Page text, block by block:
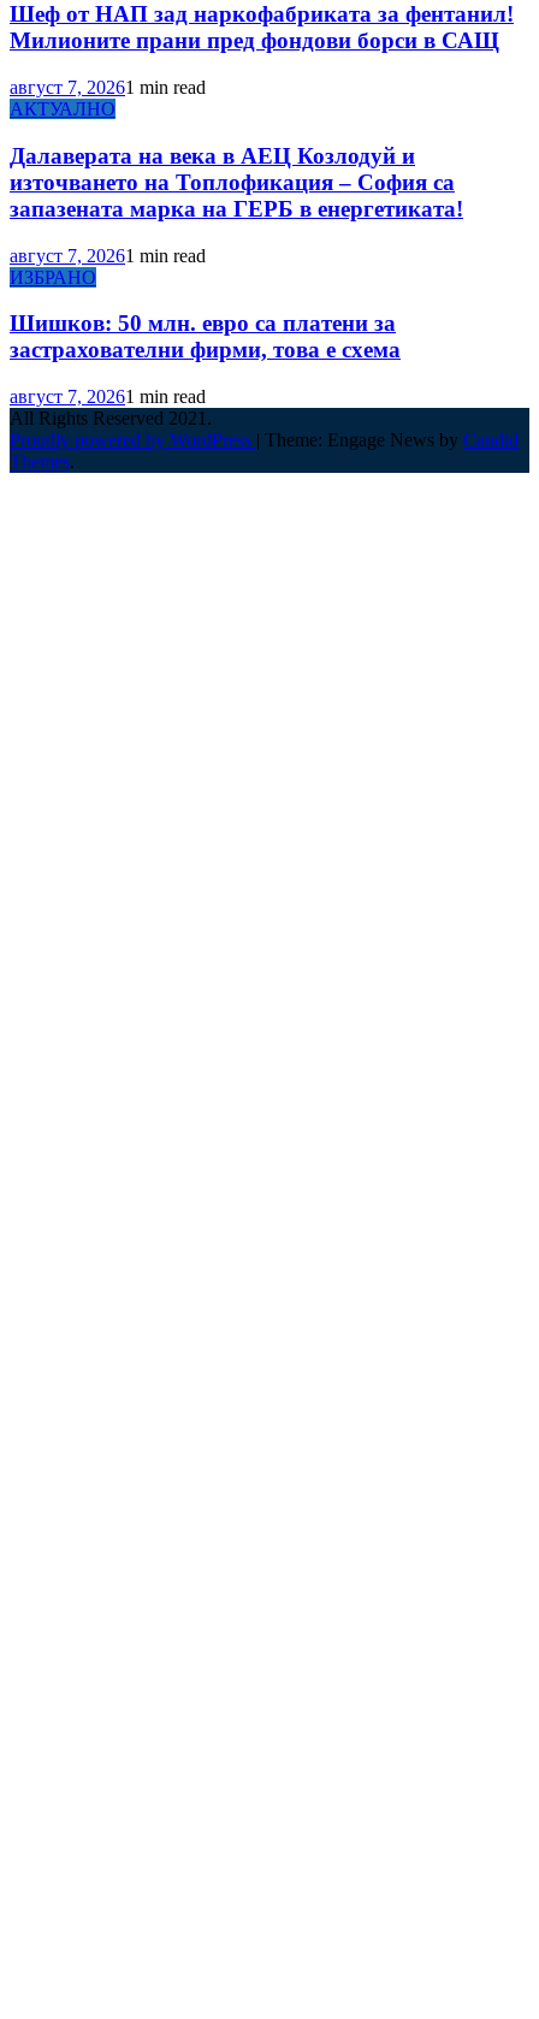
Шеф от НАП зад наркофабриката за фентанил!
Милионите прани пред фондови борси в САЩ
август 7, 20261 min read
АКТУАЛНО
Далаверата на века в АЕЦ Козлодуй и
източването на Топлофикация – София са
запазената марка на ГЕРБ в енергетиката!
август 7, 20261 min read
ИЗБРАНО
Шишков: 50 млн. евро са платени за
застрахователни фирми, това е схема
август 7, 20261 min read
All Rights Reserved 2021.
Proudly powered by WordPress | Theme: Engage News by Candid
Themes.